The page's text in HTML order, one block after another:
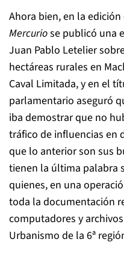
Ahora bien, en la
Mercuriose publicó una
Juan Pablo Letelier
hectáreas rurales en
Caval Limitada, y en el
parlamentario aseguró
iba demostrar que no
tráfico de influencias en
que lo anterior son sus
tienen la última palabra
quienes, en una
toda la documentación
computadores y
Urbanismo de la 6ª